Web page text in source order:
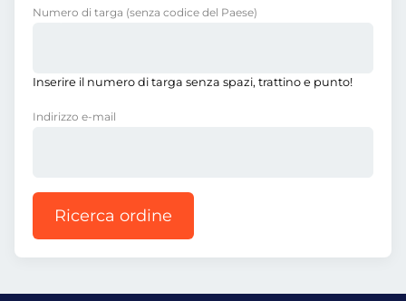
Numero di targa (senza codice del Paese)
Inserire il numero di targa senza spazi, trattino e punto!
Indirizzo e-mail
Ricerca ordine